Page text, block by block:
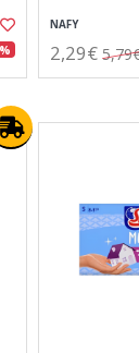
NAFY
2,29€